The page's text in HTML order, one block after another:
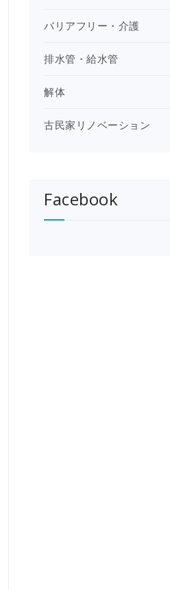
バリアフリー・介護
排水管・給水管
解体
古民家リノベーション
Facebook